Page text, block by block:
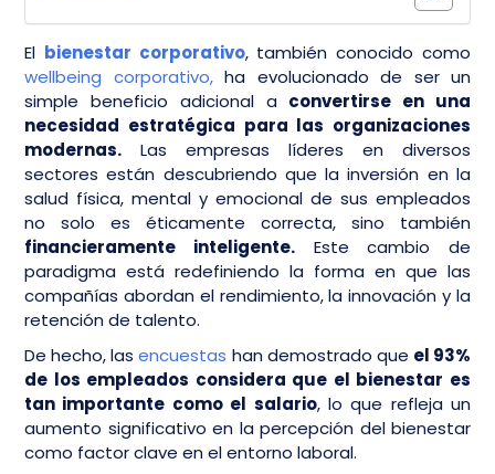
El bienestar corporativo, también conocido como
wellbeing corporativo,ha evolucionado de ser un
simple beneficio adicional a convertirse en una
necesidad estratégica para las organizaciones
modernas. Las empresas líderes en diversos
sectores están descubriendo que la inversión en la
salud física, mental y emocional de sus empleados
no solo es éticamente correcta, sino también
financieramente inteligente.Este cambio de
paradigma está redefiniendo la forma en que las
compañías abordan el rendimiento, la innovación y la
retención de talento.
De hecho, lasencuestas han demostrado que el 93%
de los empleados considera que el bienestar es
tan importante como el salario, lo que refleja un
aumento significativo en la percepción del bienestar
como factor clave en el entorno laboral.